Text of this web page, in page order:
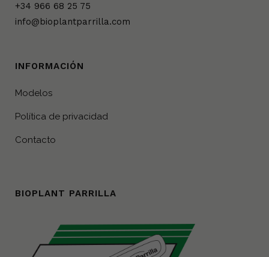
+34 966 68 25 75
info@bioplantparrilla.com
INFORMACIÓN
Modelos
Política de privacidad
Contacto
BIOPLANT PARRILLA